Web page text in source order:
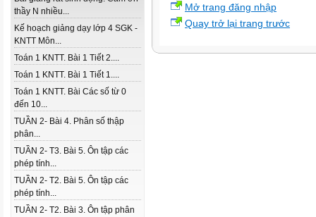
thầy N nhiều...
Kế hoạch giảng dạy lớp 4 SGK -
KNTT Môn...
Toán 1 KNTT. Bài 1 Tiết 2....
Toán 1 KNTT. Bài 1 Tiết 1....
Toán 1 KNTT. Bài Các số từ 0
đến 10...
TUẦN 2- Bài 4. Phân số thập
phân...
TUẦN 2- T3. Bài 5. Ôn tập các
phép tính...
TUẦN 2- T2. Bài 5. Ôn tập các
phép tính...
TUẦN 2- T2. Bài 3. Ôn tập phân
Mở trang đăng nhập
Quay trở lại trang trước